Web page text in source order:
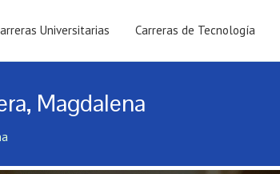
Universitarias Carreras de Tecnología
Magdalena